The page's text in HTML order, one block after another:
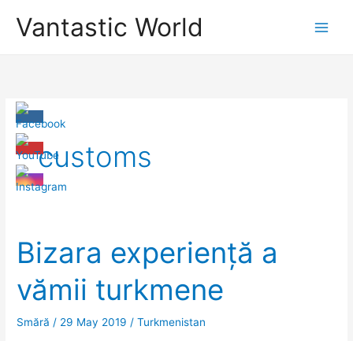
Vantastic World
customs
Bizara experiență a
vămii turkmene
Smără / 29 May 2019 /Turkmenistan